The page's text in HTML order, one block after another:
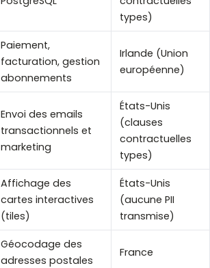
types)
Paiement,
facturation, gestion
abonnements
Irlande (Union
européenne)
Envoi des emails
transactionnels et
marketing
États-Unis
(clauses
contractuelles
types)
Affichage des
cartes interactives
(tiles)
États-Unis
(aucune PII
transmise)
Géocodage des
adresses postales
France